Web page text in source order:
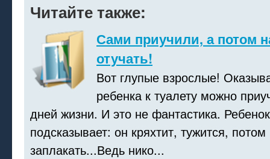
Читайте также:
Сами приучили, а потом
отучать!
Вот глупые взрослые!
ребенка к туалету можно
дней жизни. И это не фантастика.
подсказывает: он кряхтит, тужится,
заплакать...Ведь нико...